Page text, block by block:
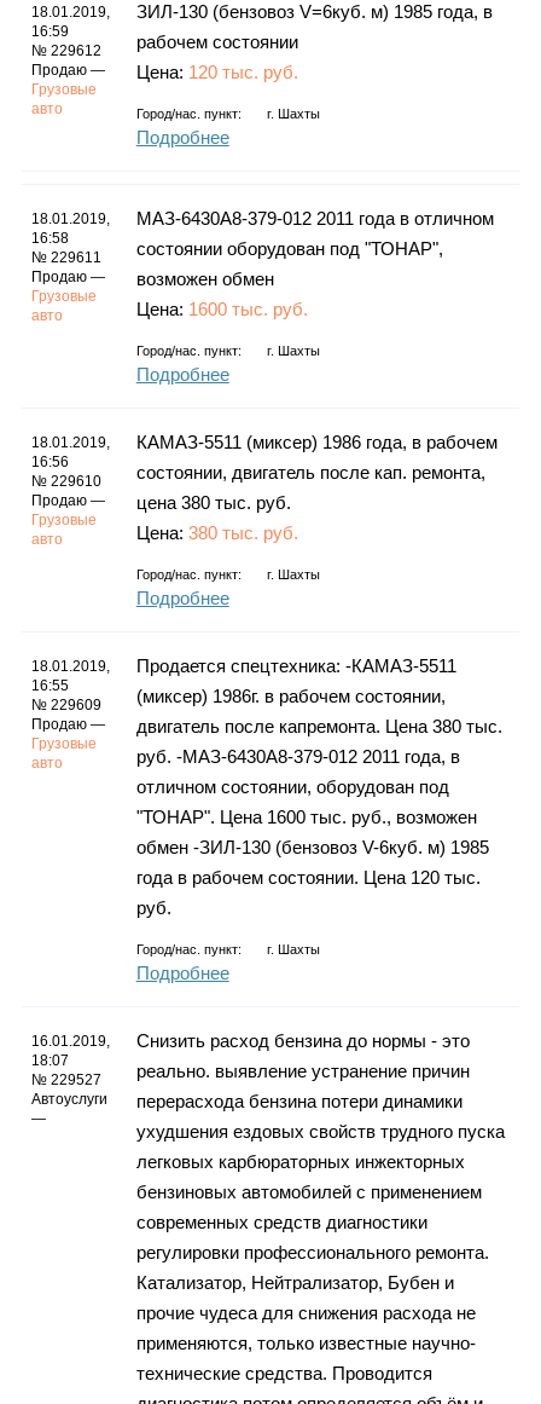
18.01.2019,
16:59
№ 229612
Продаю —
Грузовые
авто
ЗИЛ-130 (бензовоз V=6куб. м) 1985 года, в
рабочем состоянии
Цена: 120 тыс. руб.
Город/нас. пункт: г. Шахты
Подробнее
18.01.2019,
16:58
№ 229611
Продаю —
Грузовые
авто
МАЗ-6430А8-379-012 2011 года в отличном
состоянии оборудован под "ТОНАР",
возможен обмен
Цена: 1600 тыс. руб.
Город/нас. пункт: г. Шахты
Подробнее
18.01.2019,
16:56
№ 229610
Продаю —
Грузовые
авто
КАМАЗ-5511 (миксер) 1986 года, в рабочем
состоянии, двигатель после кап. ремонта,
цена 380 тыс. руб.
Цена: 380 тыс. руб.
Город/нас. пункт: г. Шахты
Подробнее
18.01.2019,
16:55
№ 229609
Продаю —
Грузовые
авто
Продается спецтехника: -КАМАЗ-5511
(миксер) 1986г. в рабочем состоянии,
двигатель после капремонта. Цена 380 тыс.
руб. -МАЗ-6430А8-379-012 2011 года, в
отличном состоянии, оборудован под
"ТОНАР". Цена 1600 тыс. руб., возможен
обмен -ЗИЛ-130 (бензовоз V-6куб. м) 1985
года в рабочем состоянии. Цена 120 тыс.
руб.
Город/нас. пункт: г. Шахты
Подробнее
16.01.2019,
18:07
№ 229527
Автоуслуги
—
Снизить расход бензина до нормы - это
реально. выявление устранение причин
перерасхода бензина потери динамики
ухудшения ездовых свойств трудного пуска
легковых карбюраторных инжекторных
бензиновых автомобилей с применением
современных средств диагностики
регулировки профессионального ремонта.
Катализатор, Нейтрализатор, Бубен и
прочие чудеса для снижения расхода не
применяются, только известные научно-
технические средства. Проводится